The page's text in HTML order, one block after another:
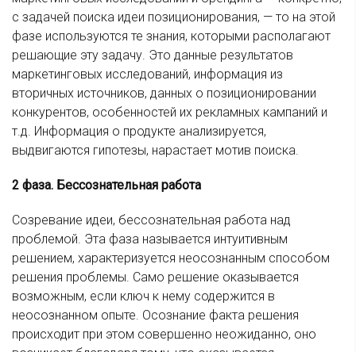
с задачей поиска идеи позиционирования, — то на этой
фазе используются те знания, которыми располагают
решающие эту задачу. Это данные результатов
маркетинговых исследований, информация из
вторичных источников, данных о позиционировании
конкурентов, особенностей их рекламных кампаний и
т.д. Информация о продукте анализируется,
выдвигаются гипотезы, нарастает мотив поиска.
2 фаза. Бессознательная работа
Созревание идеи, бессознательная работа над
проблемой. Эта фаза называется интуитивным
решением, характеризуется неосознанным способом
решения проблемы. Само решение оказывается
возможным, если ключ к нему содержится в
неосознанном опыте. Осознание факта решения
происходит при этом совершенно неожиданно, оно